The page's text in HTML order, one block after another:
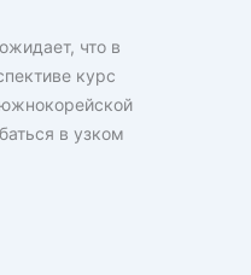
что в
курс
в узком